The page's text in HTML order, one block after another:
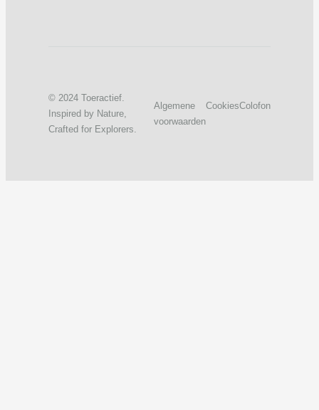
© 2024 Toeractief.
Inspired by Nature,
Crafted for Explorers.
Algemene
voorwaarden
CookiesColofon